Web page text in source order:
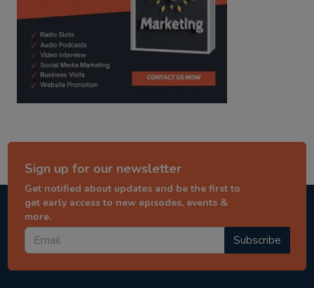
Sign up for our newsletter
Get notified about updates and be the first to
get early access to new episodes, events &
more.
Subscribe